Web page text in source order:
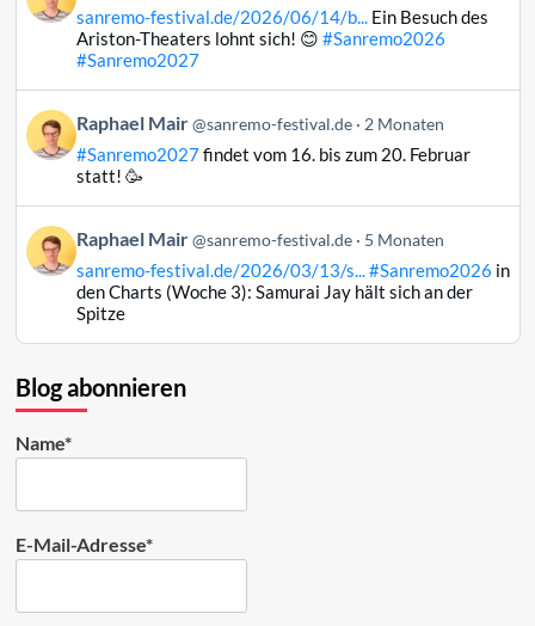
ansehen
von
Raphael
ansehen
sanremo-festival.de/2026/06/14/b...Ein Besuch des
Ariston-Theaters lohnt sich! 😊 #Sanremo2026
#Sanremo2027
Beitrag
von
Raphael
Bluesky
ansehen
Raphael Mair @sanremo-festival.de 2 Monaten
#Sanremo2027findet vom 16. bis zum 20. Februar
statt! 🥳
Beitrag
von
Raphael
ansehen
Raphael Mair @sanremo-festival.de 5 Monaten
sanremo-festival.de/2026/03/13/s...#Sanremo2026 in
den Charts (Woche 3): Samurai Jay hält sich an der
Spitze
Blog abonnieren
Name*
E-Mail-Adresse*